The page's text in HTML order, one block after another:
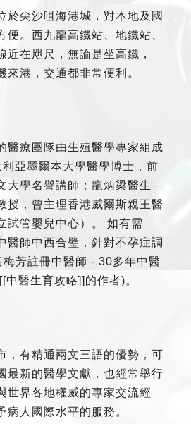
於尖沙咀海港城，對本地及國
便。西九龍高鐵站、地鐵站、
近在咫尺，無論是坐高鐵，
來港，交通都非常便利。
醫療團隊由生殖醫學專家組成
利亞墨爾本大學醫學博士，前
大學名譽講師；龍炳梁醫生–
授，曾主理香港威爾斯親王醫
試管嬰兒中心）。 如有需
醫師中西合璧，針對不孕症調
芳註冊中醫師 - 30多年中醫
醫生育攻略]]的作者)。
，有精通兩文三語的優勢，可
最新的醫學文獻，也經常舉行
世界各地權威的專家交流經
病人國際水平的服務。